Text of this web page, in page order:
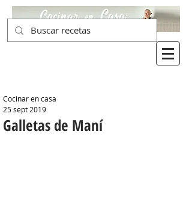
Galletas de Maní
Cocinar en casa
25 sept 2019